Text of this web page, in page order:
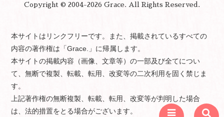
Copyright © 2004-2026 Grace. All Rights Reserved.
本サイトはリンクフリーです。また、掲載されているすべての
内容の著作権は「Grace.」に帰属します。
本サイトの掲載内容（画像、文章等）の一部及び全てについ
て、無断で複製、転載、転用、改変等の二次利用を固く禁じま
す。
上記著作権の無断複製、転載、転用、改変等が判明した場合
は、法的措置をとる場合がございます。